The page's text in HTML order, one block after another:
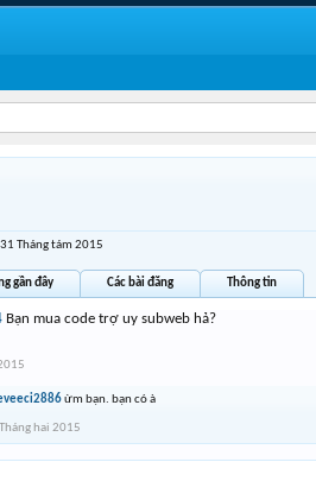
31 Tháng tám 2015
gần đây Các bài đăng Thông tin
Bạn mua code trợ uy subweb hả?
ừm bạn. bạn có à
hai 2015